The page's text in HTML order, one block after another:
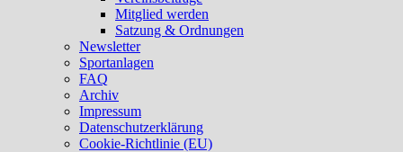
Mitglied werden
Satzung & Ordnungen
Newsletter
Sportanlagen
FAQ
Archiv
Impressum
Datenschutzerklärung
Cookie-Richtlinie (EU)